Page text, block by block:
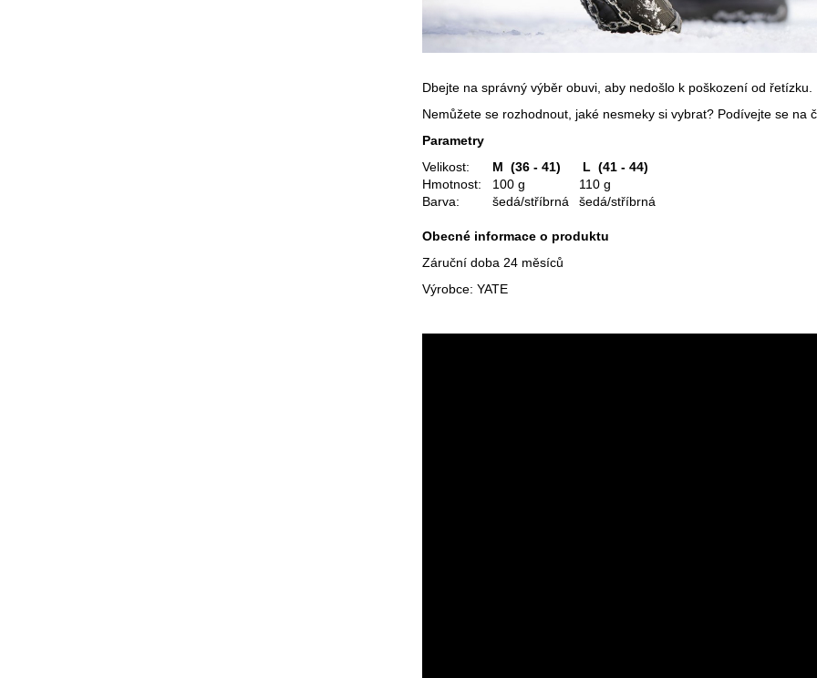
Dbejte na správný výběr obuvi, aby nedošlo k poškození od řetízku.
Nemůžete se rozhodnout, jaké nesmeky si vybrat? Podívejte se na
Parametry
Velikost:
M (36 - 41)
L (41 - 44)
Hmotnost: 100 g
110 g
Barva:
šedá/stříbrná šedá/stříbrná
Obecné informace o produktu
Záruční doba 24 měsíců
Výrobce: YATE